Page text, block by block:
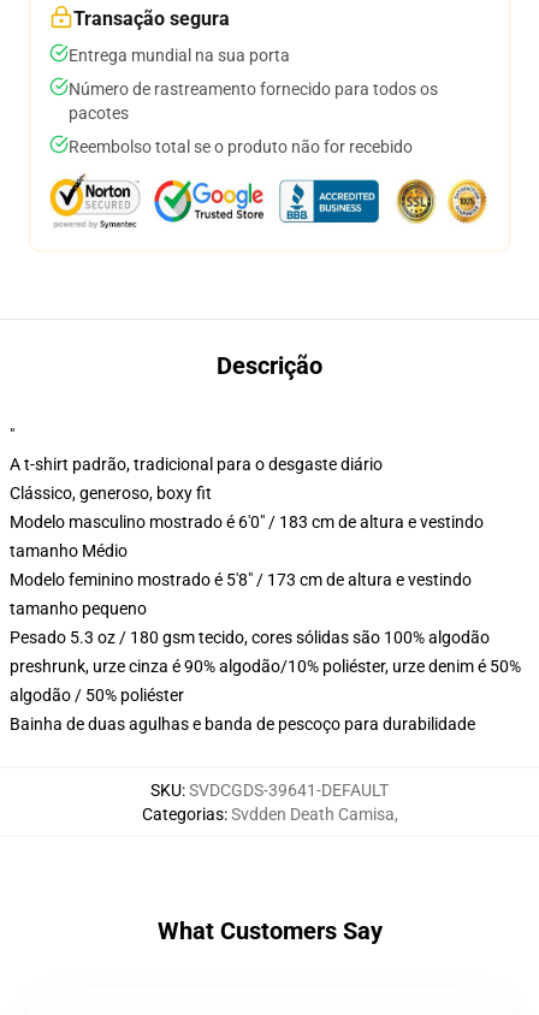
Transação segura
Entrega mundial na sua porta
Número de rastreamento fornecido para todos os
pacotes
Reembolso total se o produto não for recebido
Descrição
"
A t-shirt padrão, tradicional para o desgaste diário
Clássico, generoso, boxy fit
Modelo masculino mostrado é 6'0" / 183 cm de altura e vestindo
tamanho Médio
Modelo feminino mostrado é 5'8" / 173 cm de altura e vestindo
tamanho pequeno
Pesado 5.3 oz / 180 gsm tecido, cores sólidas são 100% algodão
preshrunk, urze cinza é 90% algodão/10% poliéster, urze denim é 50%
algodão / 50% poliéster
Bainha de duas agulhas e banda de pescoço para durabilidade
SKU:SVDCGDS-39641-DEFAULT
Categorias:Svdden Death Camisa,
What Customers Say